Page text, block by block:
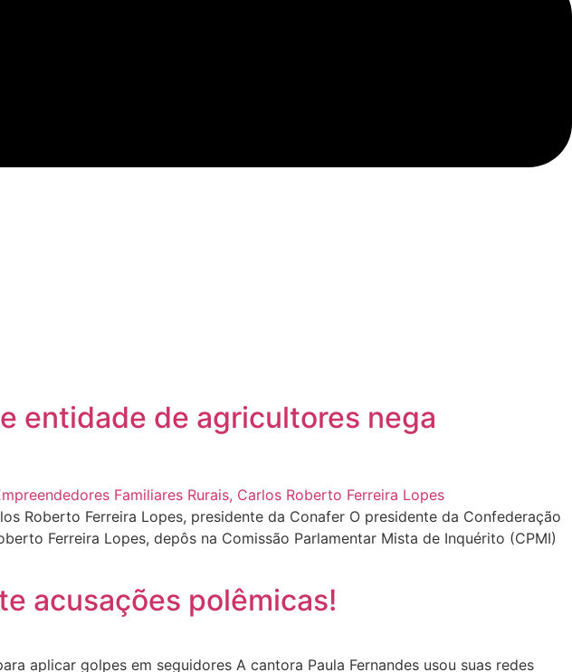
entidade de agricultores nega
Roberto Ferreira Lopes, presidente da Conafer O presidente da Confederação
Ferreira Lopes, depôs na Comissão Parlamentar Mista de Inquérito (CPMI)
acusações polêmicas!
aplicar golpes em seguidores A cantora Paula Fernandes usou suas redes